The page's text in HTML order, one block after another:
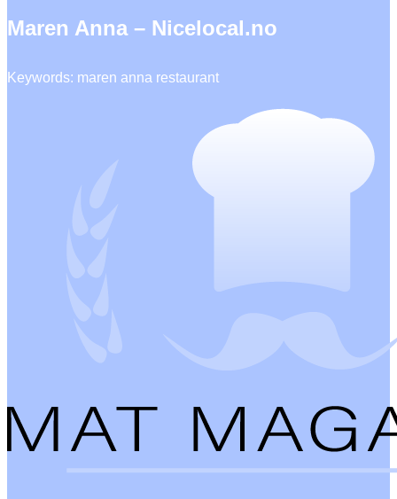
Maren Anna – Nicelocal.no
Keywords: maren anna restaurant